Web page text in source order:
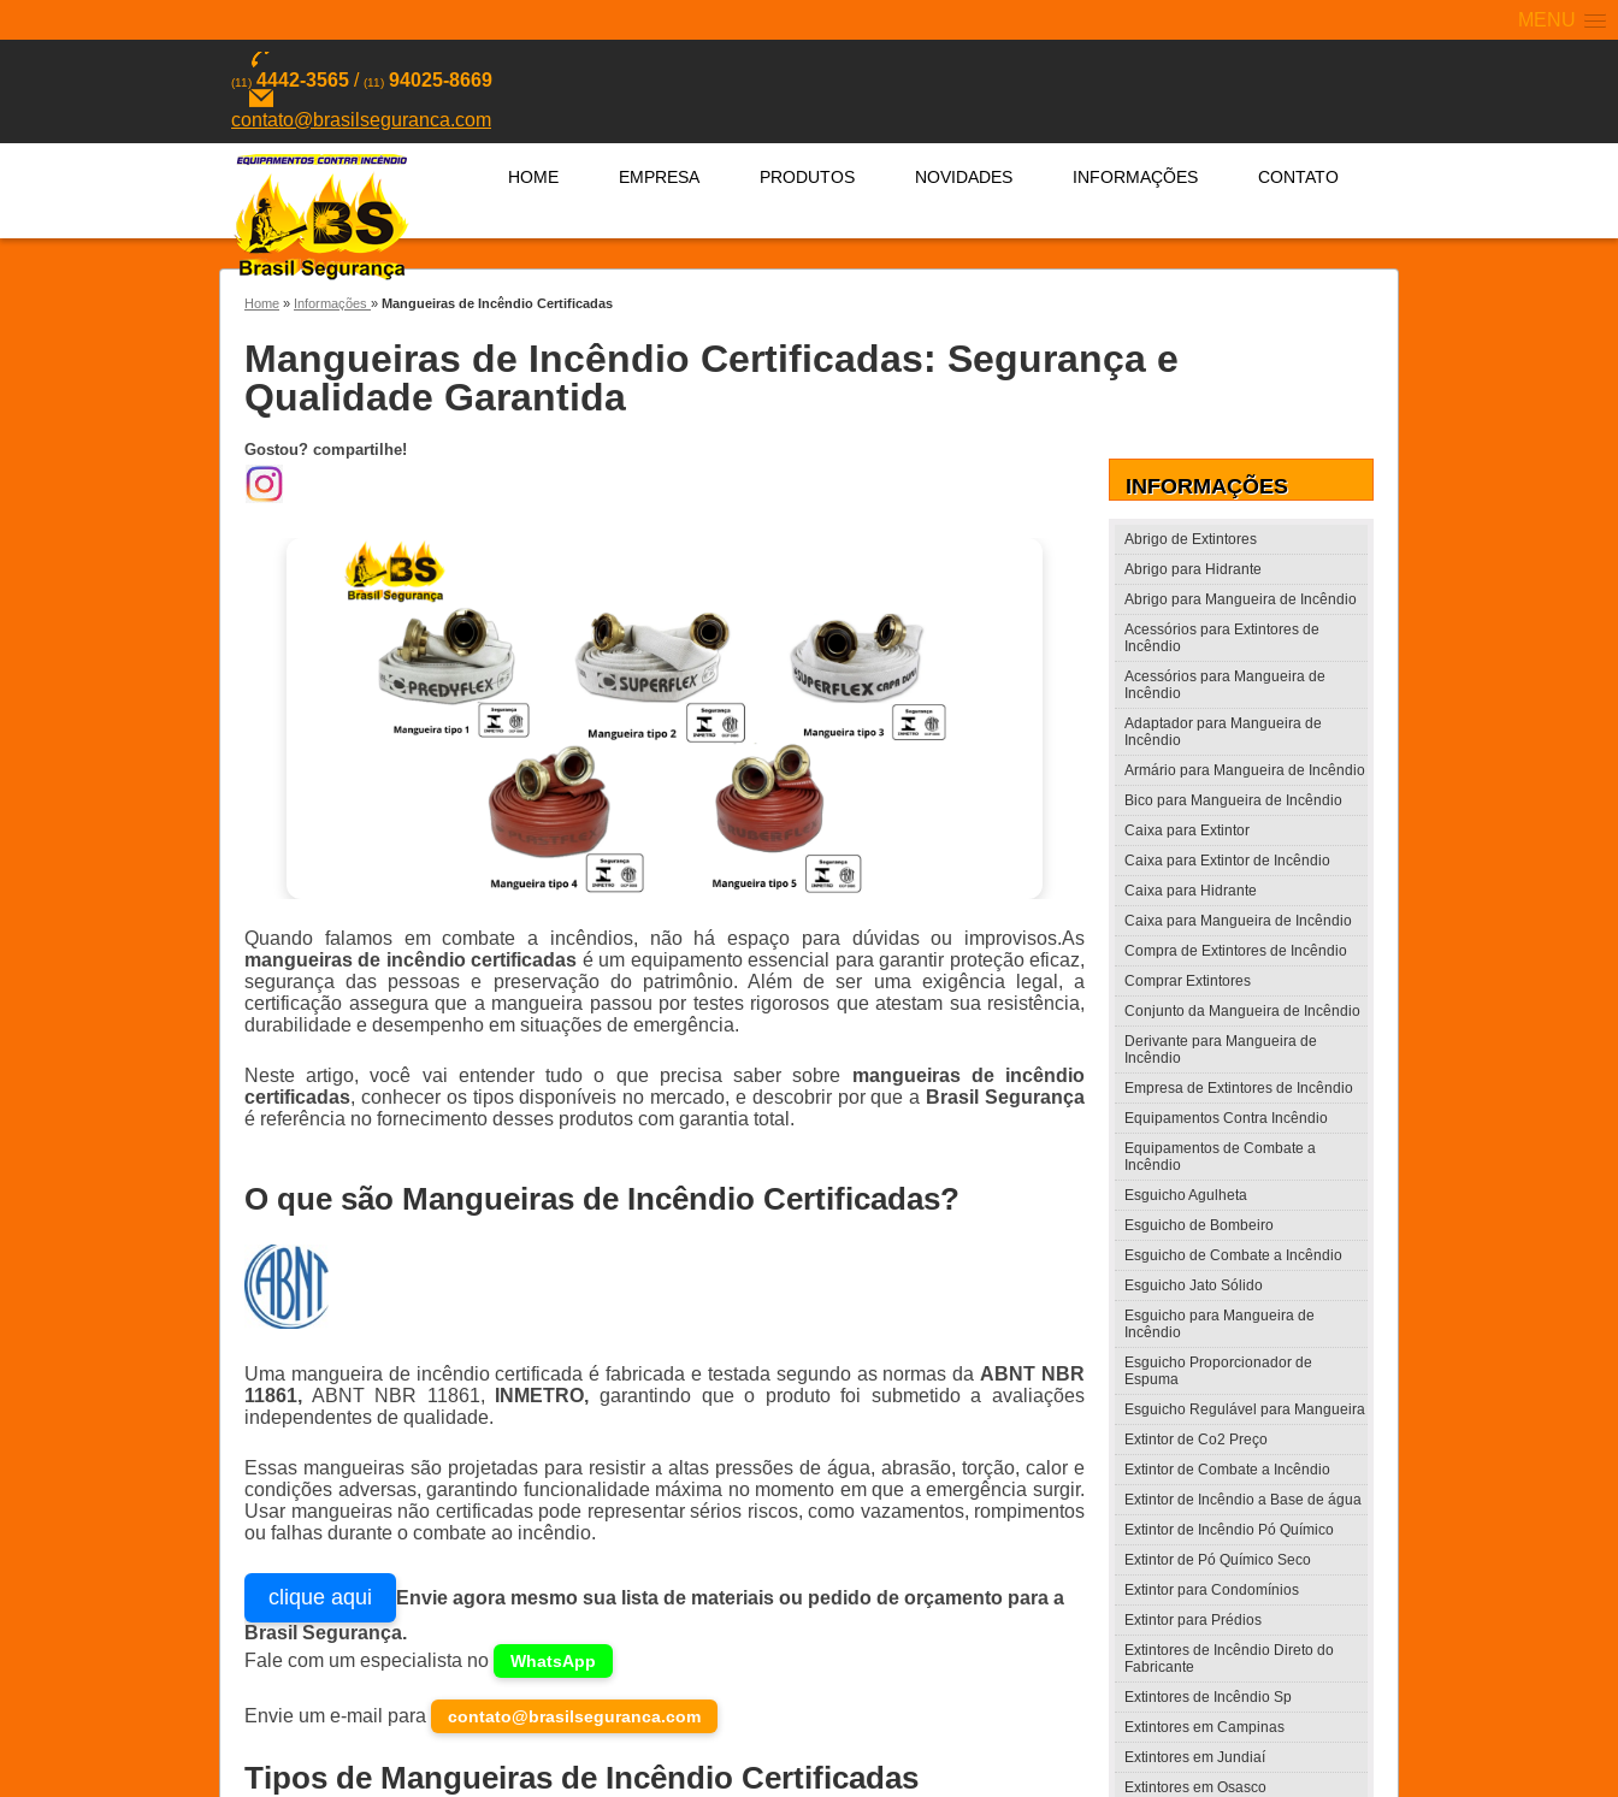
MENU
(11) 4442-3565 / (11) 94025-8669
contato@brasilseguranca.com
HOME EMPRESA PRODUTOS NOVIDADES INFORMAÇÕES CONTATO
Home » Informações » Mangueiras de Incêndio Certificadas
Mangueiras de Incêndio Certificadas: Segurança e
Qualidade Garantida
Gostou? compartilhe!
Quando falamos em combate a incêndios, não há espaço para dúvidas ou improvisos.As
mangueiras de incêndio certificadas é um equipamento essencial para garantir proteção eficaz,
segurança das pessoas e preservação do patrimônio. Além de ser uma exigência legal, a
certificação assegura que a mangueira passou por testes rigorosos que atestam sua resistência,
durabilidade e desempenho em situações de emergência.
Neste artigo, você vai entender tudo o que precisa saber sobre mangueiras de incêndio
certificadas, conhecer os tipos disponíveis no mercado, e descobrir por que a Brasil Segurança
é referência no fornecimento desses produtos com garantia total.
O que são Mangueiras de Incêndio Certificadas?
Uma mangueira de incêndio certificada é fabricada e testada segundo as normas da ABNT NBR
11861, ABNT NBR 11861, INMETRO, garantindo que o produto foi submetido a avaliações
independentes de qualidade.
Essas mangueiras são projetadas para resistir a altas pressões de água, abrasão, torção, calor e
condições adversas, garantindo funcionalidade máxima no momento em que a emergência surgir.
Usar mangueiras não certificadas pode representar sérios riscos, como vazamentos, rompimentos
ou falhas durante o combate ao incêndio.
clique aqui
Envie agora mesmo sua lista de materiais ou pedido de orçamento para a
Brasil Segurança.
Fale com um especialista no
WhatsApp
Envie um e-mail para contato@brasilseguranca.com
Tipos de Mangueiras de Incêndio Certificadas
INFORMAÇÕES
Abrigo de Extintores
Abrigo para Hidrante
Abrigo para Mangueira de Incêndio
Acessórios para Extintores de
Incêndio
Acessórios para Mangueira de
Incêndio
Adaptador para Mangueira de
Incêndio
Armário para Mangueira de Incêndio
Bico para Mangueira de Incêndio
Caixa para Extintor
Caixa para Extintor de Incêndio
Caixa para Hidrante
Caixa para Mangueira de Incêndio
Compra de Extintores de Incêndio
Comprar Extintores
Conjunto da Mangueira de Incêndio
Derivante para Mangueira de
Incêndio
Empresa de Extintores de Incêndio
Equipamentos Contra Incêndio
Equipamentos de Combate a
Incêndio
Esguicho Agulheta
Esguicho de Bombeiro
Esguicho de Combate a Incêndio
Esguicho Jato Sólido
Esguicho para Mangueira de
Incêndio
Esguicho Proporcionador de
Espuma
Esguicho Regulável para Mangueira
Extintor de Co2 Preço
Extintor de Combate a Incêndio
Extintor de Incêndio a Base de água
Extintor de Incêndio Pó Químico
Extintor de Pó Químico Seco
Extintor para Condomínios
Extintor para Prédios
Extintores de Incêndio Direto do
Fabricante
Extintores de Incêndio Sp
Extintores em Campinas
Extintores em Jundiaí
Extintores em Osasco